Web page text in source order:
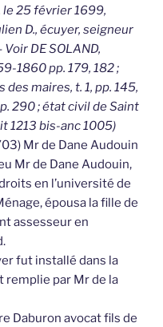
le 25 février 1699,
D., écuyer, seigneur
DE SOLAND,
1860 pp. 179, 182 ;
des maires, t. 1, pp. 145,
290 ; état civil de Saint
1213 bis-anc 1005)
Mr de Dane Audouin
Mr de Dane Audouin,
en l’université de
épousa la fille de
assesseur en
fut installé dans la
remplie par Mr de la
Daburon avocat fils de